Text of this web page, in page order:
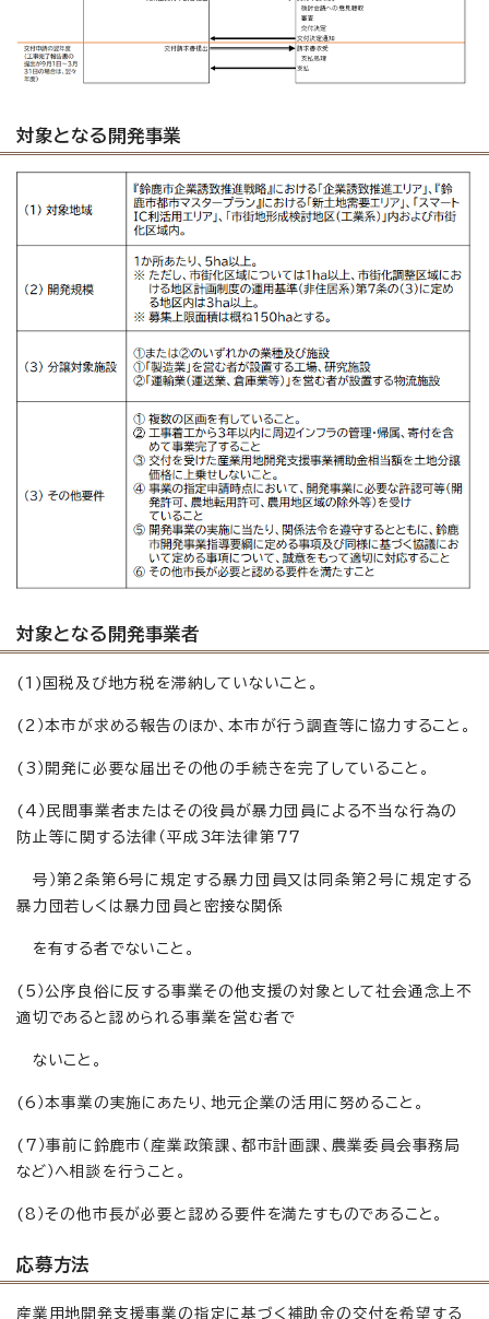
対象となる開発事業
対象となる開発事業者
(1)国税及び地方税を滞納していないこと。
(2）本市が求める報告のほか、本市が行う調査等に協力すること。
(3）開発に必要な届出その他の手続きを完了していること。
(4）民間事業者またはその役員が暴力団員による不当な行為の
防止等に関する法律（平成3年法律第77
号）第2条第6号に規定する暴力団員又は同条第2号に規定する
暴力団若しくは暴力団員と密接な関係
を有する者でないこと。
(5）公序良俗に反する事業その他支援の対象として社会通念上不
適切であると認められる事業を営む者で
ないこと。
(6）本事業の実施にあたり、地元企業の活用に努めること。
(7）事前に鈴鹿市（産業政策課、都市計画課、農業委員会事務局
など）へ相談を行うこと。
(8）その他市長が必要と認める要件を満たすものであること。
応募方法
産業用地開発支援事業の指定に基づく補助金の交付を希望する